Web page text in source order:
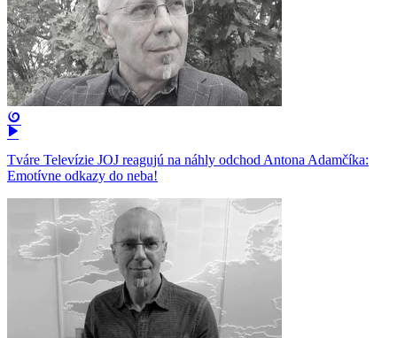
Tváre Televízie JOJ reagujú na náhly odchod Antona Adamčíka:
Emotívne odkazy do neba!